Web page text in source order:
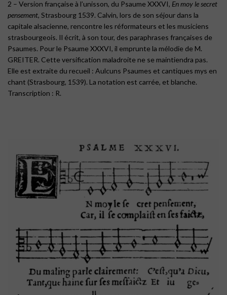
2 – Version française à l’unisson, du Psaume XXXVI, En moy le secret
pensement, Strasbourg 1539. Calvin, lors de son séjour dans la
capitale alsacienne, rencontre les réformateurs et les musiciens
strasbourgeois. Il écrit, à son tour, des paraphrases françaises de
Psaumes. Pour le Psaume XXXVI, il emprunte la mélodie de M.
GREITER. Cette versification maladroite ne se maintiendra pas.
Elle est extraite du recueil : Aulcuns Psaumes et cantiques mys en
chant (Strasbourg, 1539). La notation est carrée, et blanche.
Transcription : R.